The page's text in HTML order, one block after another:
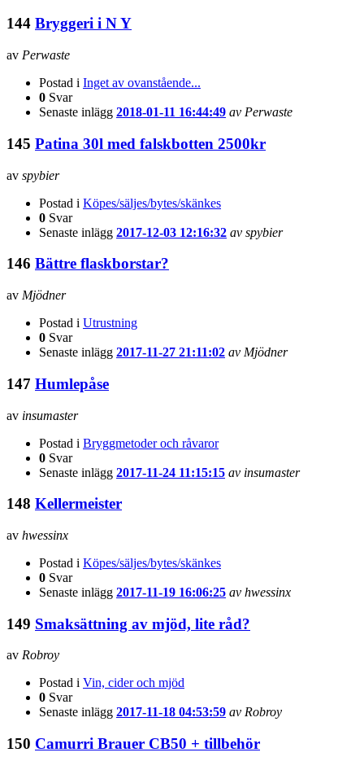
144 Bryggeri i N Y
av Perwaste
Postad i Inget av ovanstående...
0 Svar
Senaste inlägg 2018-01-11 16:44:49 av Perwaste
145 Patina 30l med falskbotten 2500kr
av spybier
Postad i Köpes/säljes/bytes/skänkes
0 Svar
Senaste inlägg 2017-12-03 12:16:32 av spybier
146 Bättre flaskborstar?
av Mjödner
Postad i Utrustning
0 Svar
Senaste inlägg 2017-11-27 21:11:02 av Mjödner
147 Humlepåse
av insumaster
Postad i Bryggmetoder och råvaror
0 Svar
Senaste inlägg 2017-11-24 11:15:15 av insumaster
148 Kellermeister
av hwessinx
Postad i Köpes/säljes/bytes/skänkes
0 Svar
Senaste inlägg 2017-11-19 16:06:25 av hwessinx
149 Smaksättning av mjöd, lite råd?
av Robroy
Postad i Vin, cider och mjöd
0 Svar
Senaste inlägg 2017-11-18 04:53:59 av Robroy
150 Camurri Brauer CB50 + tillbehör